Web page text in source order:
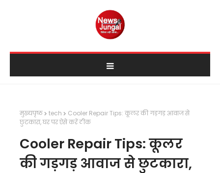
मुख्यपृष्ठ tech
Cooler Repair Tips: कूलर की गड़गड़ आवाज से
छुटकारा, घर पर ऐसे करें ठीक
Cooler Repair Tips: कूलर
की गड़गड़ आवाज से छुटकारा,